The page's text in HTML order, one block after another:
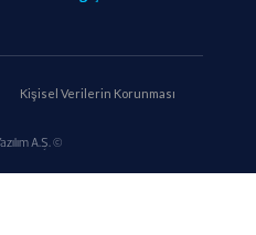
Kişisel Verilerin Korunması
A.Ş. ©